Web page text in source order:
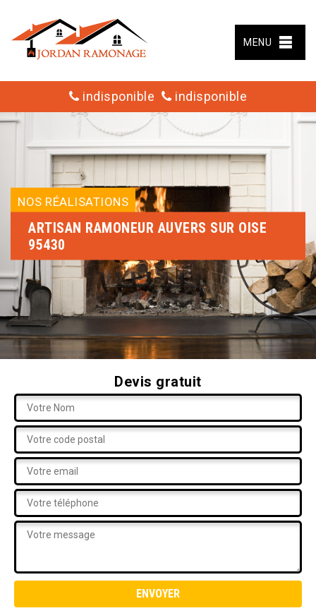
MENU
indisponible indisponible
NOS RÉALISATIONS
ARTISAN RAMONEUR AUVERS SUR OISE
95430
Devis gratuit